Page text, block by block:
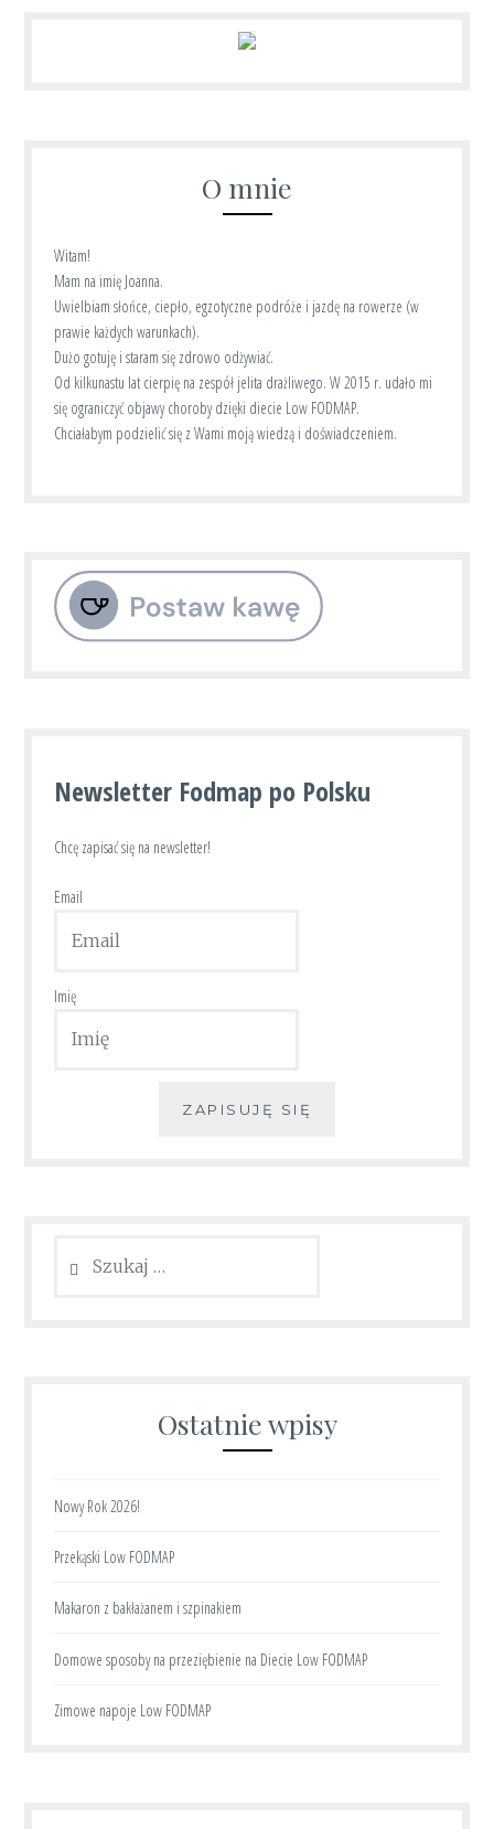
O mnie
Witam!
Mam na imię Joanna.
Uwielbiam słońce, ciepło, egzotyczne podróże i jazdę na rowerze (w
prawie każdych warunkach).
Dużo gotuję i staram się zdrowo odżywiać.
Od kilkunastu lat cierpię na zespół jelita drażliwego. W 2015 r. udało mi
się ograniczyć objawy choroby dzięki diecie Low FODMAP.
Chciałabym podzielić się z Wami moją wiedzą i doświadczeniem.
Newsletter Fodmap po Polsku
Chcę zapisać się na newsletter!
Email
Imię
ZAPISUJĘ SIĘ
Ostatnie wpisy
Nowy Rok 2026!
Przekąski Low FODMAP
Makaron z bakłażanem i szpinakiem
Domowe sposoby na przeziębienie na Diecie Low FODMAP
Zimowe napoje Low FODMAP